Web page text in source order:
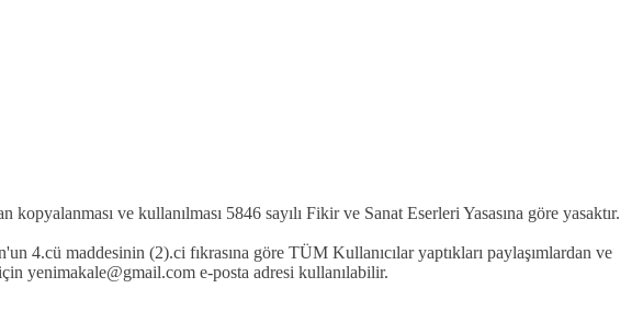
ve kullanılması 5846 sayılı Fikir ve Sanat Eserleri Yasasına göre yasaktır.
4.cü maddesinin (2).ci fıkrasına göre TÜM Kullanıcılar yaptıkları paylaşımlardan ve
yenimakale@gmail.com e-posta adresi kullanılabilir.